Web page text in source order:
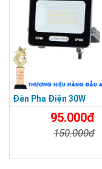
Đèn Pha Điện 30W
95.000đ
150.000đ